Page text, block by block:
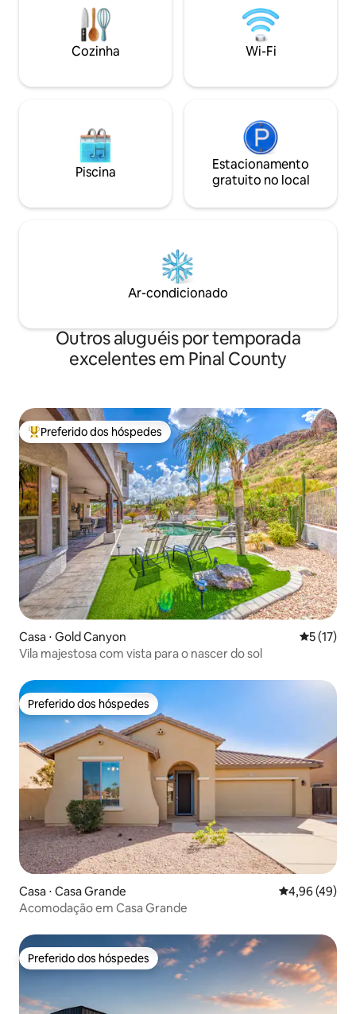
local, antiga rocha de argamassa nativa
americana e petróglifos. Fazenda de
lavanda e café do outro lado da rua,
Patio Deli e mercearia a uma curta
Fuja e recarregue as energias!
(taxa adicional
aquecimento da
hidromassagem
descrições de
Cozinha Wi-Fi
Piscina
Estacionamento
gratuito no local
Ar-condicionado
Outros aluguéis por temporada
excelentes em Pinal County
Entre os melhores preferidos dos hóspedes
Preferido dos hóspedes
Casa ⋅ Gold Canyon 5 de uma
5 (17)
Vila majestosa com vista para o nascer do sol
Preferido dos hóspedes
Preferido dos hóspedes
Casa ⋅ Casa Grande 4,96 de uma
4,96 (49)
Acomodação em Casa Grande
Preferido dos hóspedes
Preferido dos hóspedes